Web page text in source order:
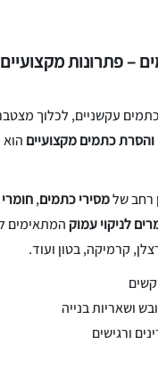
– פתרונות מקצועיים
עקשניים, לכלוך מצטבר
כתמים מקצועייםהוא
רחב שלמסירי כתמים,חומרי
לניקוי עמוקהמתאימים
קרמיקה, בטון ועוד.
ושאריות בנייה
ורגישים